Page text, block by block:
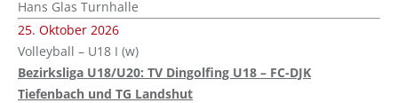
Hans Glas Turnhalle
25. Oktober 2026
Volleyball – U18 I (w)
Bezirksliga U18/U20: TV Dingolfing U18 – FC-DJK
Tiefenbach und TG Landshut